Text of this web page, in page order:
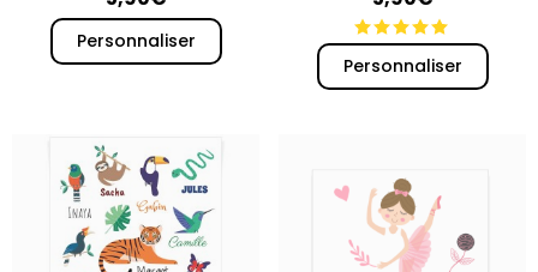
Personnaliser
Personnaliser